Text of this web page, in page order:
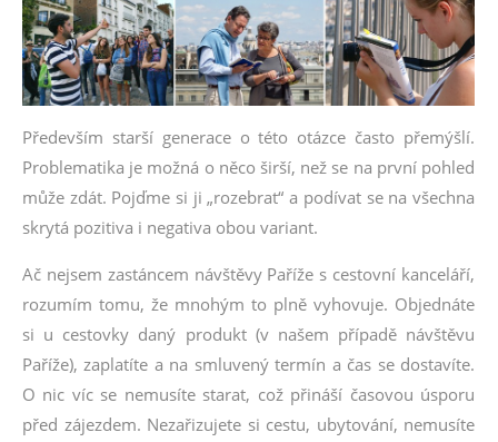
Především starší generace o této otázce často přemýšlí.
Problematika je možná o něco širší, než se na první pohled
může zdát. Pojďme si ji „rozebrat“ a podívat se na všechna
skrytá pozitiva i negativa obou variant.
Ač nejsem zastáncem návštěvy Paříže s cestovní kanceláří,
rozumím tomu, že mnohým to plně vyhovuje. Objednáte
si u cestovky daný produkt (v našem případě návštěvu
Paříže), zaplatíte a na smluvený termín a čas se dostavíte.
O nic víc se nemusíte starat, což přináší časovou úsporu
před zájezdem. Nezařizujete si cestu, ubytování, nemusíte